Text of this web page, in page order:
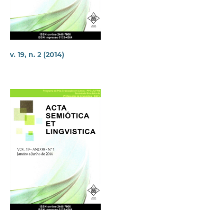
v. 19, n. 2 (2014)